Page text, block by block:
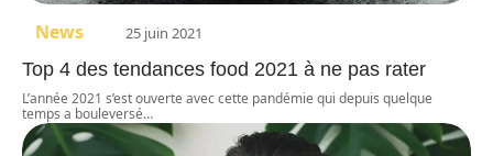
News 25 juin 2021
Top 4 des tendances food 2021 à ne pas rater
L’année 2021 s’est ouverte avec cette pandémie qui depuis quelque
temps a bouleversé…